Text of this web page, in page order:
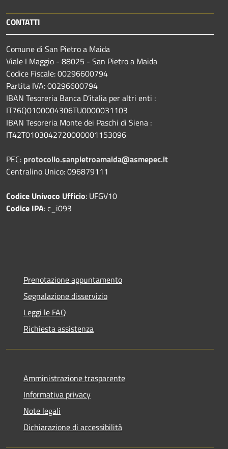
CONTATTI
Comune di San Pietro a Maida
Viale I Maggio - 88025 - San Pietro a Maida
Codice Fiscale: 00296600794
Partita IVA: 00296600794
IBAN Tesoreria Banca D’italia per altri enti :
IT76Q0100004306TU0000031103
IBAN Tesoreria Monte dei Paschi di Siena :
IT42T0103042720000001153096
PEC: protocollo.sanpietroamaida@asmepec.it
Centralino Unico: 096879111
Codice Univoco Ufficio: UFGV10
Codice IPA: c_i093
Prenotazione appuntamento
Segnalazione disservizio
Leggi le FAQ
Richiesta assistenza
Amministrazione trasparente
Informativa privacy
Note legali
Dichiarazione di accessibilità